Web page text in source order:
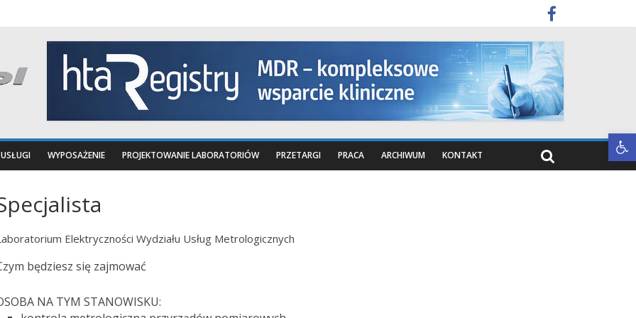
Otwórz pasek narzędzi
USŁUGI WYPOSAŻENIE PROJEKTOWANIE LABORATORIÓW PRZETARGI PRACA ARCHIWUM KONTAKT
Elektryczności Wydziału Usług Metrologicznych
będziesz się zajmować
NA TYM STANOWISKU: